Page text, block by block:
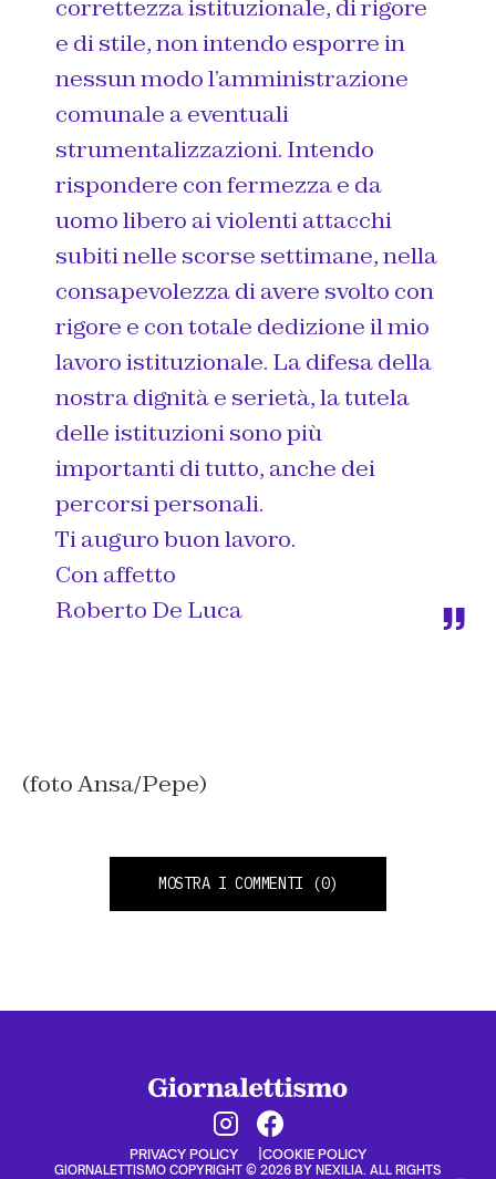
correttezza istituzionale, di rigore
e di stile, non intendo esporre in
nessun modo l’amministrazione
comunale a eventuali
strumentalizzazioni. Intendo
rispondere con fermezza e da
uomo libero ai violenti attacchi
subiti nelle scorse settimane, nella
consapevolezza di avere svolto con
rigore e con totale dedizione il mio
lavoro istituzionale. La difesa della
nostra dignità e serietà, la tutela
delle istituzioni sono più
importanti di tutto, anche dei
percorsi personali.
Ti auguro buon lavoro.
Con affetto
Roberto De Luca
(foto Ansa/Pepe)
MOSTRA I COMMENTI (0)
PRIVACY POLICY COOKIE POLICY
GIORNALETTISMO COPYRIGHT © 2026 BY NEXILIA. ALL RIGHTS